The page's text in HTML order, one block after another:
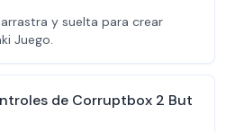
y suelta para crear
Juego.
de Corruptbox 2 But